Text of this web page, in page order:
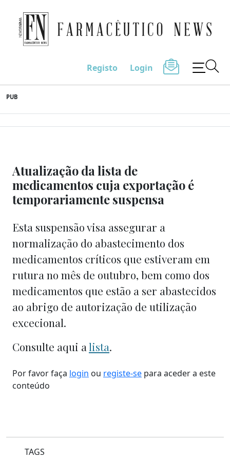
to
content
Farmacêutico News
Registo Login
PUB
Atualização da lista de
medicamentos cuja exportação é
temporariamente suspensa
Esta suspensão visa assegurar a
normalização do abastecimento dos
medicamentos críticos que estiveram em
rutura no mês de outubro, bem como dos
medicamentos que estão a ser abastecidos
ao abrigo de autorização de utilização
excecional.
Consulte aqui a lista.
Por favor faça login ou registe-se para aceder a este
conteúdo
TAGS